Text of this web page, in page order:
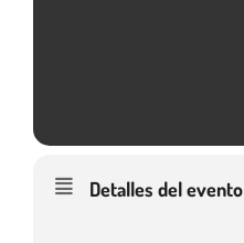
Detalles del evento